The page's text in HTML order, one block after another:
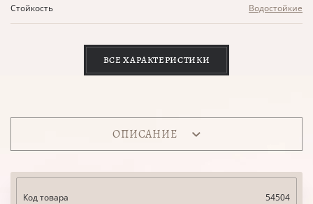
Стойкость Водостойкие
ВСЕ ХАРАКТЕРИСТИКИ
ОПИСАНИЕ
Код товара 54504